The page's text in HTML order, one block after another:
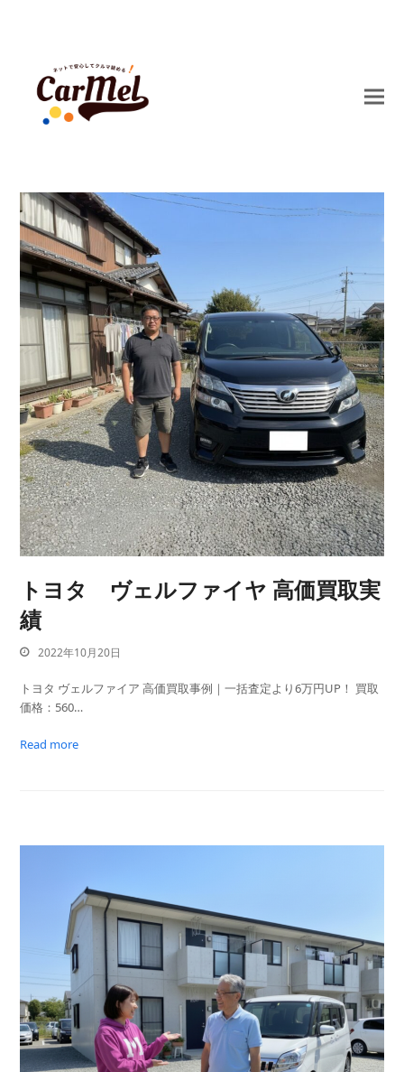
トヨタ ヴェルファイヤ 高価買取実
績
2022年10月20日
トヨタ ヴェルファイア 高価買取事例｜一括査定より6万円UP！ 買取
価格：560…
Read more